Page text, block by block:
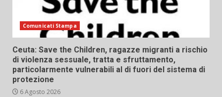
Comunicati Stampa
Ceuta: Save the Children, ragazze migranti a rischio
di violenza sessuale, tratta e sfruttamento,
particolarmente vulnerabili al di fuori del sistema di
protezione
6 Agosto 2026